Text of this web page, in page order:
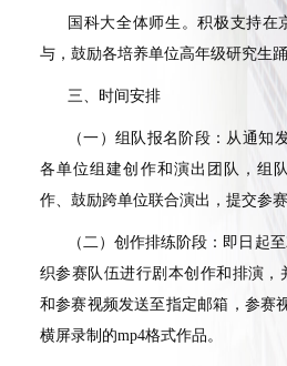
国科大全体师生。积极支持在
与，鼓励各培养单位高年级研究生踊
三、时间安排
（一）组队报名阶段：从通知
各单位组建创作和演出团队，组
作、鼓励跨单位联合演出，提交参
（二）创作排练阶段：即日起至
织参赛队伍进行剧本创作和排演，
和参赛视频发送至指定邮箱，参赛
横屏录制的mp4格式作品。